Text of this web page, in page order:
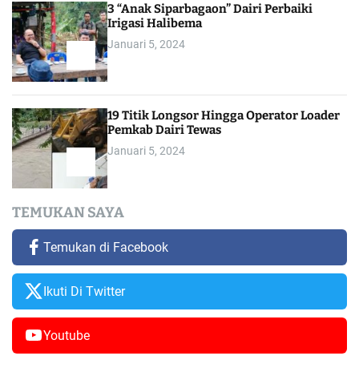
3 “Anak Siparbagaon” Dairi Perbaiki
Irigasi Halibema
Januari 5, 2024
19 Titik Longsor Hingga Operator Loader
Pemkab Dairi Tewas
Januari 5, 2024
TEMUKAN SAYA
Temukan di Facebook
Ikuti Di Twitter
Youtube